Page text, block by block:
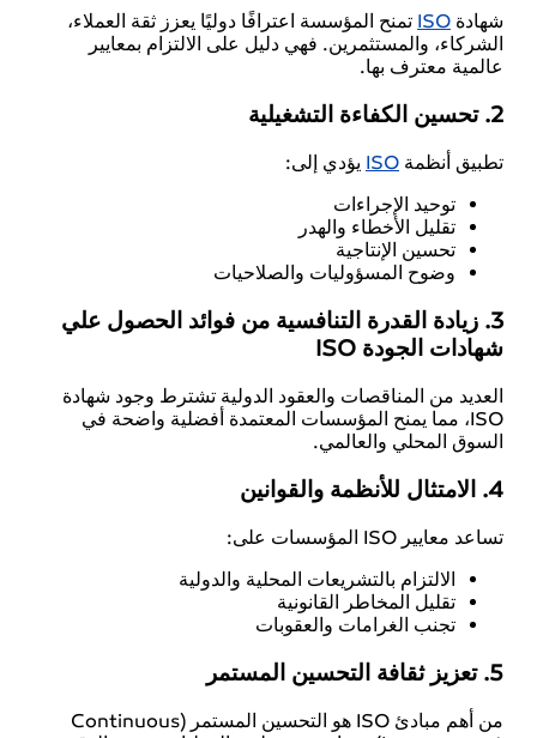
شهادة ISO تمنح المؤسسة اعترافًا دوليًا يعزز ثقة العملاء،
الشركاء، والمستثمرين. فهي دليل على الالتزام بمعايير
عالمية معترف بها.
2. تحسين الكفاءة التشغيلية
تطبيق أنظمة ISO يؤدي إلى:
توحيد الإجراءات
تقليل الأخطاء والهدر
تحسين الإنتاجية
وضوح المسؤوليات والصلاحيات
3. زيادة القدرة التنافسية من فوائد الحصول علي
شهادات الجودة ISO
العديد من المناقصات والعقود الدولية تشترط وجود شهادة
ISO، مما يمنح المؤسسات المعتمدة أفضلية واضحة في
السوق المحلي والعالمي.
4. الامتثال للأنظمة والقوانين
تساعد معايير ISO المؤسسات على:
الالتزام بالتشريعات المحلية والدولية
تقليل المخاطر القانونية
تجنب الغرامات والعقوبات
5. تعزيز ثقافة التحسين المستمر
من أهم مبادئ ISO هو التحسين المستمر (Continuous